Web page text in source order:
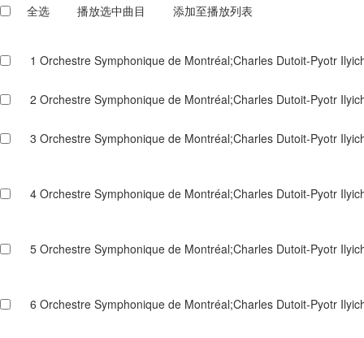
全选 播放选中曲目 添加至播放列表
1 Orchestre Symphonique de Montréal;Charles Dutoit-Pyotr
2 Orchestre Symphonique de Montréal;Charles Dutoit-Pyotr
3 Orchestre Symphonique de Montréal;Charles Dutoit-Pyotr
4 Orchestre Symphonique de Montréal;Charles Dutoit-Pyotr
5 Orchestre Symphonique de Montréal;Charles Dutoit-Pyotr
6 Orchestre Symphonique de Montréal;Charles Dutoit-Pyotr